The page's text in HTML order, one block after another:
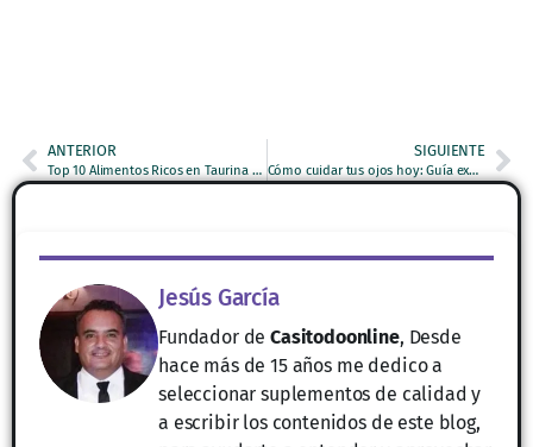
ANTERIOR
Top 10 Alimentos Ricos en Taurina para Aumentar tu Energía
SIGUIENTE
Cómo cuidar tus ojos hoy: Guía experta para una visión saludable a largo plazo
Jesús García
Fundador deCasitodoonline, Desde
hace más de 15 años me dedico a
seleccionar suplementos de calidad y
a escribir los contenidos de este blog,